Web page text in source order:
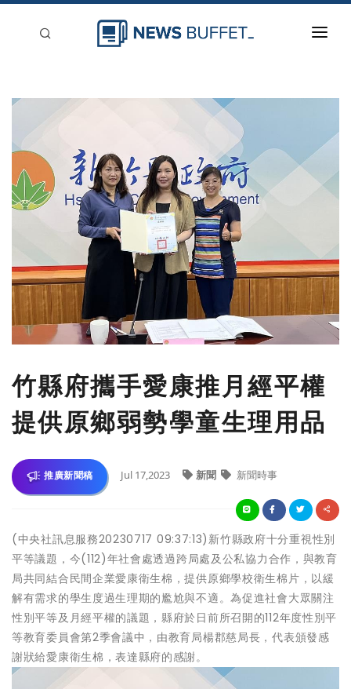
刊登
竹縣府攜手愛康推月經平權
提供原鄉弱勢學童生理用品
推廣新聞稿 Jul 17,2023 新聞 新聞時事
(中央社訊息服務20230717 09:37:13)新竹縣政府十分重視性別
平等議題，今(112)年社會處透過跨局處及公私協力合作，與教育
局共同結合民間企業愛康衛生棉，提供原鄉學校衛生棉片，以緩
解有需求的學生度過生理期的尷尬與不適。為促進社會大眾關注
性別平等及月經平權的議題，縣府於日前所召開的112年度性別平
等教育委員會第2季會議中，由教育局楊郡慈局長，代表頒發感
謝狀給愛康衛生棉，表達縣府的感謝。